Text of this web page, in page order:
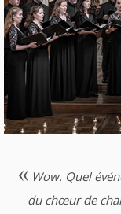
Wow. Quel
du chœur de